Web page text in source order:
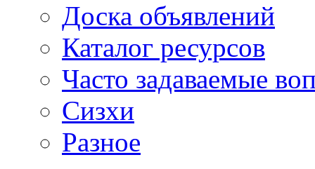
Доска объявлений
Каталог ресурсов
Часто задаваемые
Сизхи
Разное